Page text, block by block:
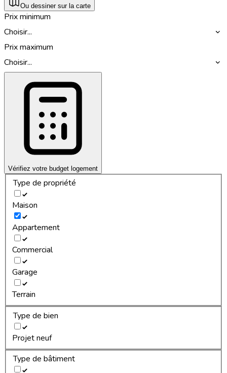
Ou dessiner sur la carte
Prix minimum
Choisir...
Prix maximum
Choisir...
Vérifiez votre budget logement
Type de propriété
Maison
Appartement
Commercial
Garage
Terrain
Type de bien
Projet neuf
Type de bâtiment